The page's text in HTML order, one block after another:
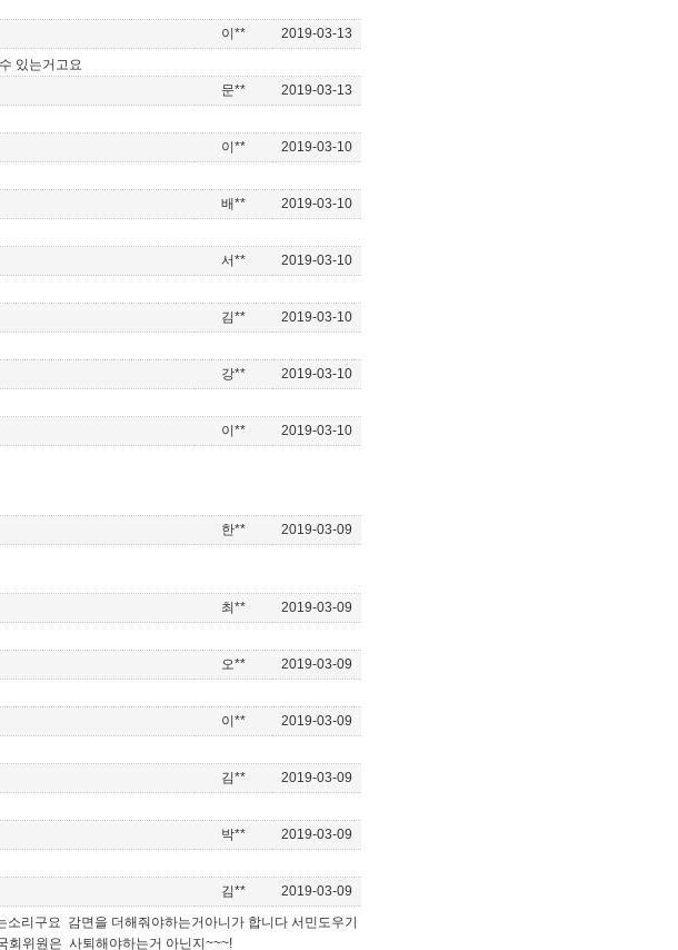
이**
2019-03-13
있는거고요
문**
2019-03-13
이**
2019-03-10
배**
2019-03-10
서**
2019-03-10
김**
2019-03-10
강**
2019-03-10
이**
2019-03-10
한**
2019-03-09
최**
2019-03-09
오**
2019-03-09
이**
2019-03-09
김**
2019-03-09
박**
2019-03-09
김**
2019-03-09
리구요 감면을 더해줘야하는거아니가 합니다 서민도우기
위원은 사퇴해야하는거 아닌지~~~!